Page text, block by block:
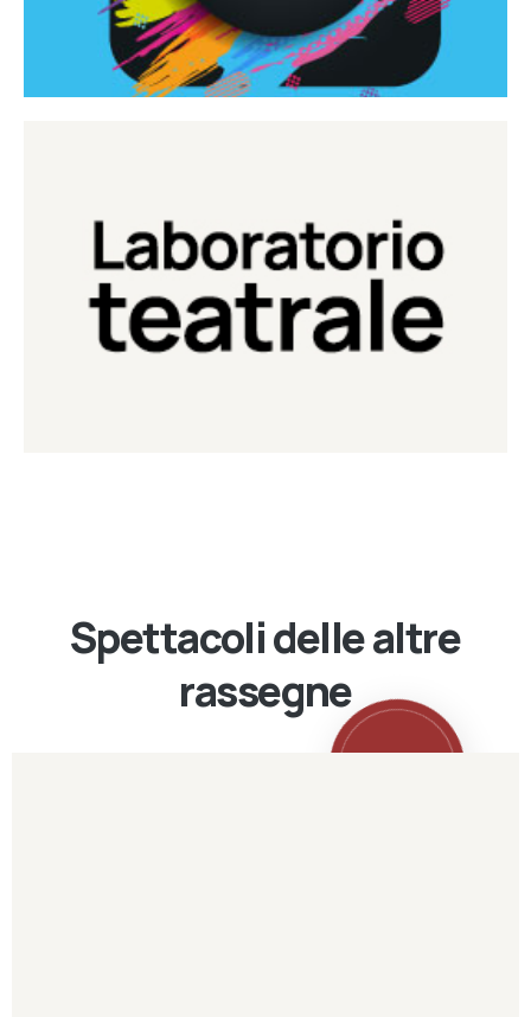
Laboratorio Teatrale
Laboratorio di teatro del Teatro Eduardo de Filippo
Continua
Spettacoli delle altre
rassegne